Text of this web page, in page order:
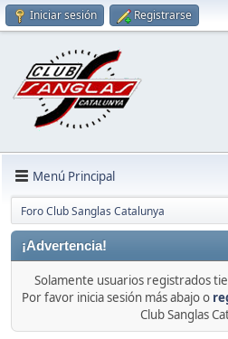
Iniciar sesión Registrarse
Menú Principal
Foro Club Sanglas Catalunya
¡Advertencia!
Solamente usuarios registrados
Por favor inicia sesión más abajo o
Club Sanglas